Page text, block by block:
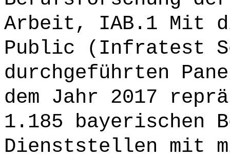
Arbeit, IAB.1 Mit
Public (Infratest
durchgeführten
dem Jahr 2017
1.185 bayerischen
Dienststellen mit